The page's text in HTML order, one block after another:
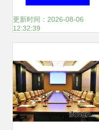
与服务赋能三大场
更新时间：2026-08-06
12:32:39